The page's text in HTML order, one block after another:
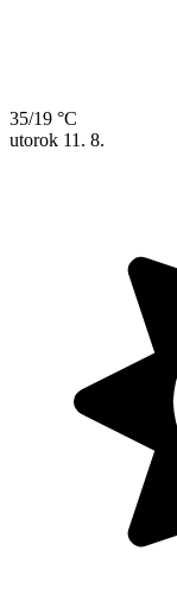
35/19 °C
utorok 11. 8.